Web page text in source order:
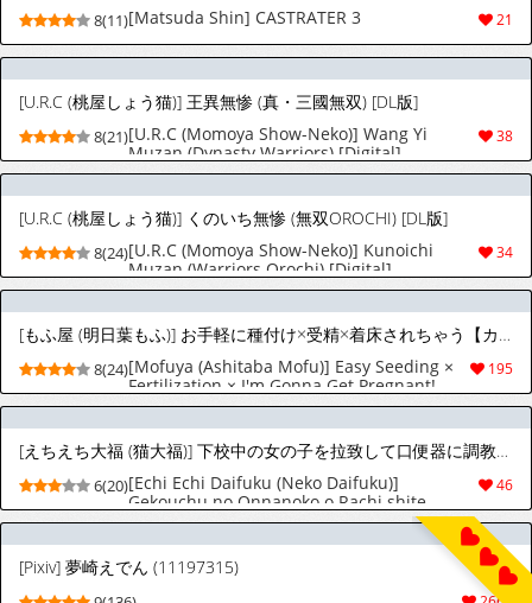
21
8(11)[Matsuda Shin] CASTRATER 3
[U.R.C (桃屋しょう猫)] 王異無惨 (真・三國無双) [DL版]
38
8(21)[U.R.C (Momoya Show-Neko)] Wang Yi
Muzan (Dynasty Warriors) [Digital]
[U.R.C (桃屋しょう猫)] くのいち無惨 (無双OROCHI) [DL版]
34
8(24)[U.R.C (Momoya Show-Neko)] Kunoichi
Muzan (Warriors Orochi) [Digital]
[もふ屋 (明日葉もふ)] お手軽に種付け×受精×着床されちゃう【カンニングむすめ】 [英訳]
195
8(24)[Mofuya (Ashitaba Mofu)] Easy Seeding ×
Fertilization × I'm Gonna Get Pregnant! -
Cheating Maiden | Otegaru ni Tanetsuke x
Jusei x Chakushou Sarechau "Cunning
Musume" [English] [MikeBottleson]
[えちえち大福 (猫大福)] 下校中の女の子を拉致して口便器に調教するお話 [英訳]
46
6(20)[Echi Echi Daifuku (Neko Daifuku)]
Gekouchu no Onnanoko o Rachi shite
Kuchibenki ni Choukyou Suru Ohanashi | A
Story About Kidnapping a Girl on the Way
Home from School and Training Her to be a
Mouth Toilet [English] [Morally Bankrupt
Wizard Translations]
[Pixiv] 夢崎えでん (11197315)